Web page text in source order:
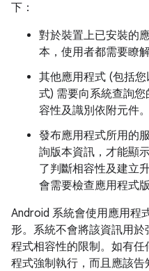
下：
對於裝置上已安裝的
本，使用者都需要瞭
其他應用程式 (包括
式) 需要向系統查詢
容性及識別依附元件。
發布應用程式所用的
詢版本資訊，才能顯
了判斷相容性及建立
會需要檢查應用程式版
Android 系統會使用應用程
形。系統不會將該資訊用
程式相容性的限制。如有
程式強制執行，而且應該告